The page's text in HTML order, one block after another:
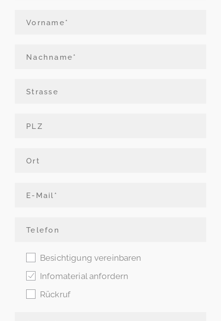
Besichtigung vereinbaren
Infomaterial anfordern
Rückruf